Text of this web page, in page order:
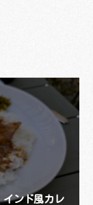
ンド風カレ